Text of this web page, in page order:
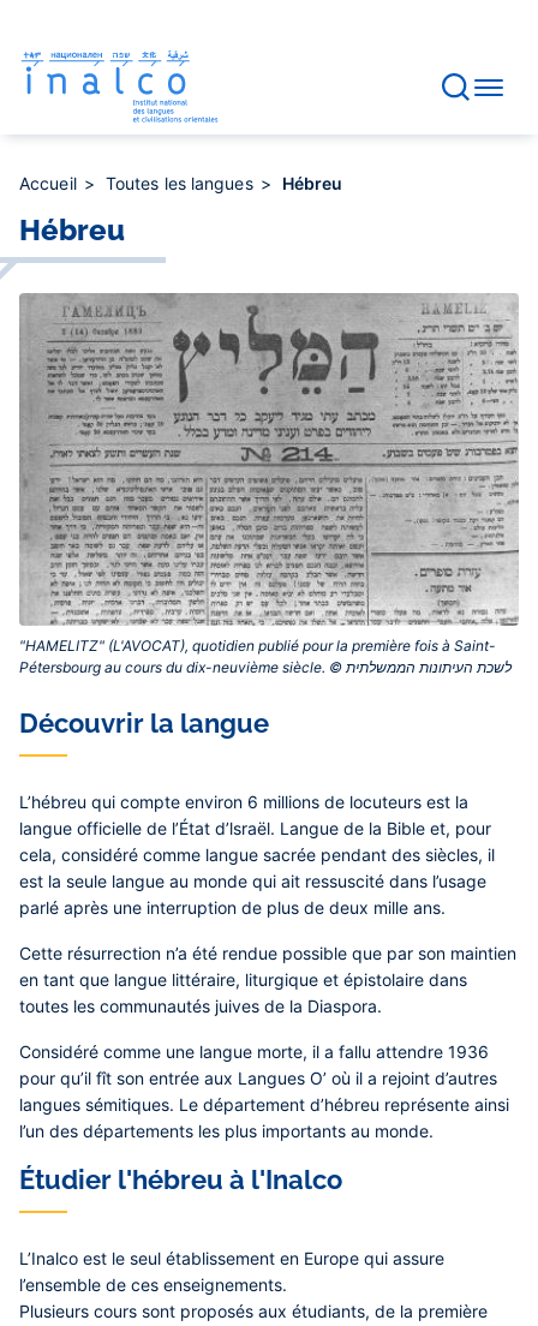
contenu
principal
Accueil Toutes les langues Hébreu
Hébreu
"HAMELITZ" (L'AVOCAT), quotidien publié pour la première fois à Saint-
Découvrir la langue
L’hébreu qui compte environ 6 millions de locuteurs est la
langue officielle de l’État d’lsraël. Langue de la Bible et, pour
cela, considéré comme langue sacrée pendant des siècles, il
est la seule langue au monde qui ait ressuscité dans l’usage
parlé après une interruption de plus de deux mille ans.
Cette résurrection n’a été rendue possible que par son maintien
en tant que langue littéraire, liturgique et épistolaire dans
toutes les communautés juives de la Diaspora.
Considéré comme une langue morte, il a fallu attendre 1936
pour qu’il fît son entrée aux Langues O’ où il a rejoint d’autres
langues sémitiques. Le département d’hébreu représente ainsi
l’un des départements les plus importants au monde.
Étudier l'hébreu à l'Inalco
L’Inalco est le seul établissement en Europe qui assure
l’ensemble de ces enseignements.
Plusieurs cours sont proposés aux étudiants, de la première